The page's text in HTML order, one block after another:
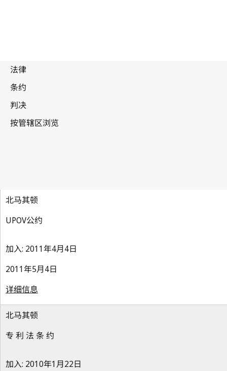
北马其顿
UPOV公约
加入: 2011年4月4日
2011年5月4日
详细信息
北马其顿
专 利 法 条 约
加入: 2010年1月22日